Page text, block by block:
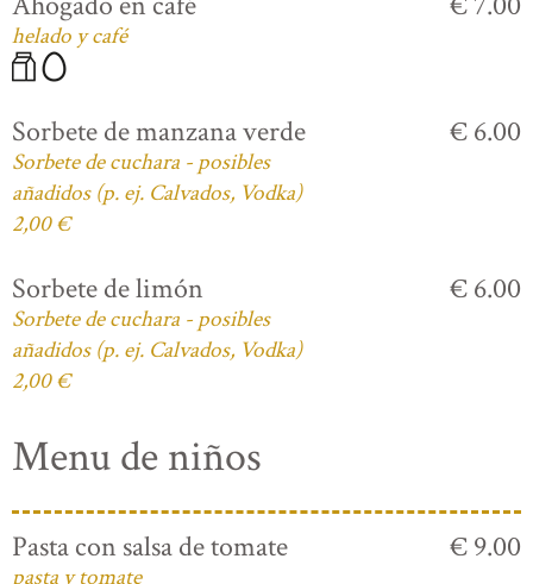
helado y café
Sorbete de manzana verde
Sorbete de cuchara - posibles
añadidos (p. ej. Calvados, Vodka)
2,00 €
€ 6.00
Sorbete de limón
Sorbete de cuchara - posibles
añadidos (p. ej. Calvados, Vodka)
2,00 €
€ 6.00
Menu de niños
Pasta con salsa de tomate
pasta y tomate
€ 9.00